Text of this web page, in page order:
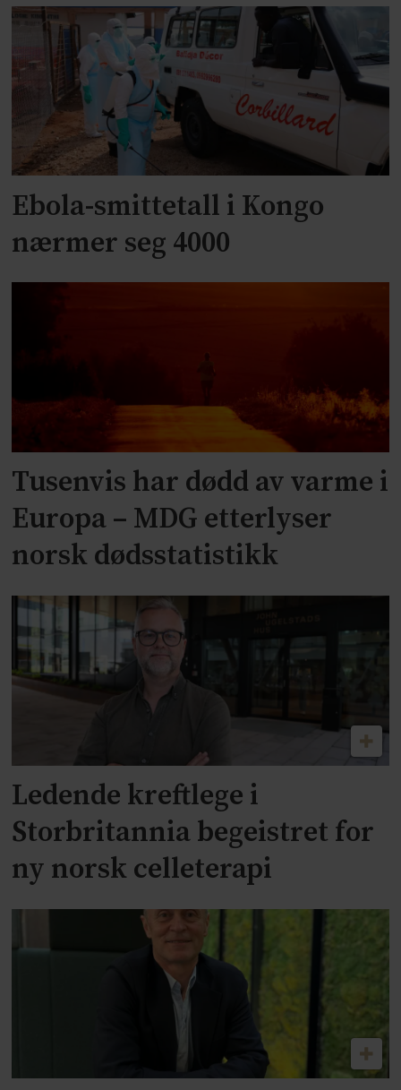
Ebola-smittetall i Kongo
nærmer seg 4000
Tusenvis har dødd av varme i
Europa – MDG etterlyser
norsk dødsstatistikk
Ledende kreftlege i
Storbritannia begeistret for
ny norsk celleterapi